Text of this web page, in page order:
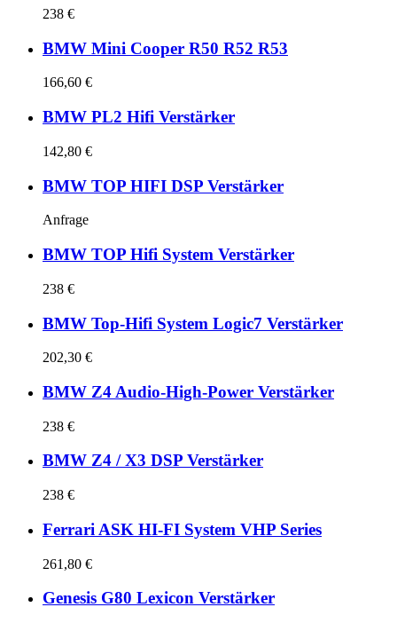
238 €
BMW Mini Cooper R50 R52 R53
166,60 €
BMW PL2 Hifi Verstärker
142,80 €
BMW TOP HIFI DSP Verstärker
Anfrage
BMW TOP Hifi System Verstärker
238 €
BMW Top-Hifi System Logic7 Verstärker
202,30 €
BMW Z4 Audio-High-Power Verstärker
238 €
BMW Z4 / X3 DSP Verstärker
238 €
Ferrari ASK HI-FI System VHP Series
261,80 €
Genesis G80 Lexicon Verstärker